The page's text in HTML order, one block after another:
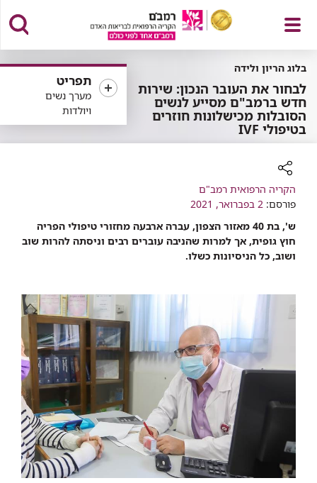
פתח
תפריט
תפריט
מערך נשים
ויולדות
בלוג הריון ולידה
לבחור את העובר הנכון: שירות
חדש ברמב"ם מסייע לנשים
הסובלות מכישלונות חוזרים
בטיפולי IVF
רכיב
שיתוף
הקריה הרפואית רמב"ם
פורסם: 2 בפברואר, 2021
ש', בת 40 מאזור הצפון, עברה ארבעה מחזורי טיפולי הפריה
חוץ גופית, אך למרות שהניבה עוברים רבים וניסתה להרות שוב
ושוב, כל הניסיונות כשלו.